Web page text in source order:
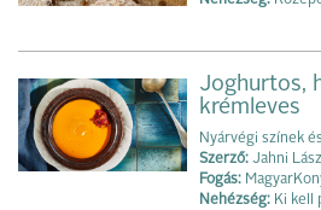
Joghurtos,
krémleves
Nyárvégi színek
Szerző: Jahni
Fogás:
Nehézség: Ki kell